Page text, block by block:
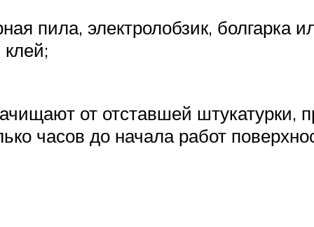
пила, электролобзик, болгарка
от отставшей штукатурки,
часов до начала работ